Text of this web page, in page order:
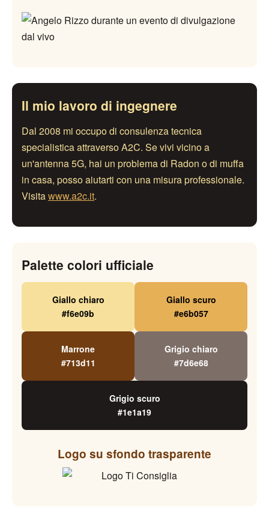
Il mio lavoro di ingegnere
Dal 2008 mi occupo di consulenza tecnica
specialistica attraverso A2C. Se vivi vicino a
un'antenna 5G, hai un problema di Radon o di muffa
in casa, posso aiutarti con una misura professionale.
Visitawww.a2c.it.
Palette colori ufficiale
Giallo chiaro
#f6e09b
Giallo scuro
#e6b057
Marrone
#713d11
Grigio chiaro
#7d6e68
Grigio scuro
#1e1a19
Logo su sfondo trasparente